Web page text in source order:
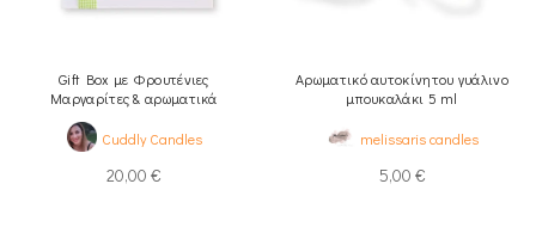
Gift Box με Φρουτένιες
Μαργαρίτες & αρωματικά
Cuddly Candles
20,00 €
Αρωματικό αυτοκίνητου γυάλινο
μπουκαλάκι 5 ml
melissaris candles
5,00 €